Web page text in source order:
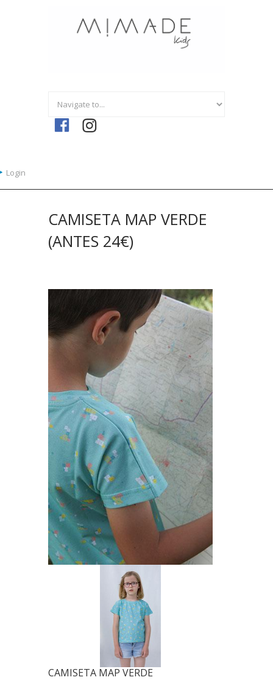
Login
CAMISETA MAP VERDE
(ANTES 24€)
CAMISETA MAP VERDE
Subscríbete !
Únete a nosotros subscribiéndote a nuestra
newsletter y tendrás un
compra.Además te enterarás de las
novedades, colecciones y descuentos antes
que nadie.